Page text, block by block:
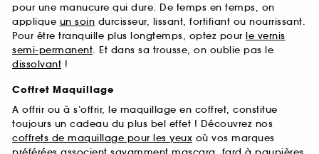
pour une manucure qui dure. De temps en temps, on
applique un soin durcisseur, lissant, fortifiant ou nourrissant.
Pour être tranquille plus longtemps, optez pour le vernis
semi-permanent. Et dans sa trousse, on oublie pas le
dissolvant !
Coffret Maquillage
A offrir ou à s’offrir, le maquillage en coffret, constitue
toujours un cadeau du plus bel effet ! Découvrez nos
coffrets de maquillage pour les yeux où vos marques